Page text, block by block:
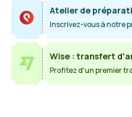
Atelier de
Inscrivez-vous à notre
Wise : transfert
Profitez d'un premier